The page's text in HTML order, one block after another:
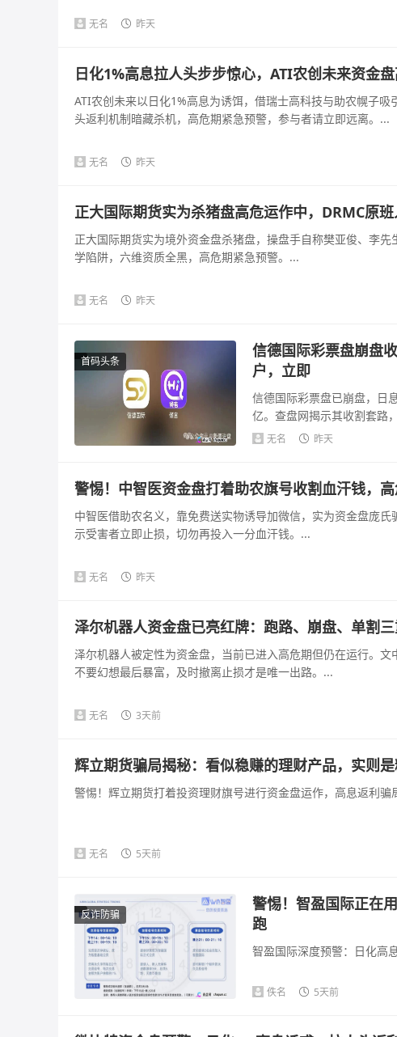
无名 昨天
日化1%高息拉人头步步惊心，ATI农创未来资金盘
ATI农创未来以日化1%高息为诱饵，借瑞士高科技与助农幌子
头返利机制暗藏杀机，高危期紧急预警，参与者请立即远离。...
无名 昨天
正大国际期货实为杀猪盘高危运作中，DRMC原
正大国际期货实为境外资金盘杀猪盘，操盘手自称樊亚俊、李
学陷阱，六维资质全黑，高危期紧急预警。...
无名 昨天
首码头条
信德国际彩票盘崩盘
户，立即
信德国际彩票盘已崩盘，日
亿。查盘网揭示其收割套路
可疑，法律风险...
无名 昨天
警惕！中智医资金盘打着助农旗号收割血汗钱，
中智医借助农名义，靠免费送实物诱导加微信，实为资金盘庞
示受害者立即止损，切勿再投入一分血汗钱。...
无名 昨天
泽尔机器人资金盘已亮红牌：跑路、崩盘、单割
泽尔机器人被定性为资金盘，当前已进入高危期但仍在运行。
不要幻想最后暴富，及时撤离止损才是唯一出路。...
无名 3天前
辉立期货骗局揭秘：看似稳赚的理财产品，实则
警惕！辉立期货打着投资理财旗号进行资金盘运作，高息返利骗
无名 5天前
反诈防骗
警惕！智盈国际正在
跑
智盈国际深度预警：日化高
佚名 5天前